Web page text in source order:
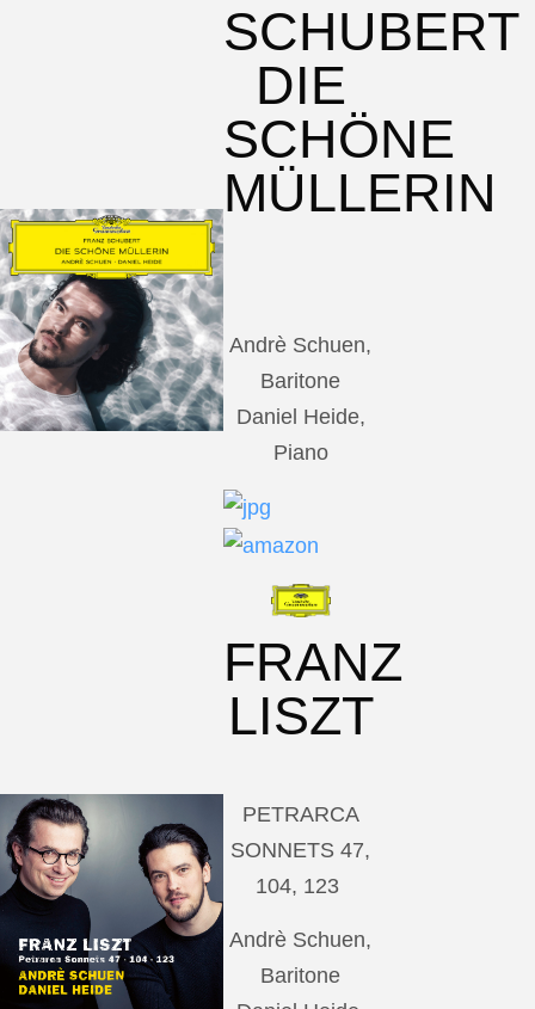
SCHUBERT
DIE
SCHÖNE
MÜLLERIN
Andrè Schuen,
Baritone
Daniel Heide,
Piano
FRANZ
LISZT
PETRARCA
SONNETS 47,
104, 123
Andrè Schuen,
Baritone